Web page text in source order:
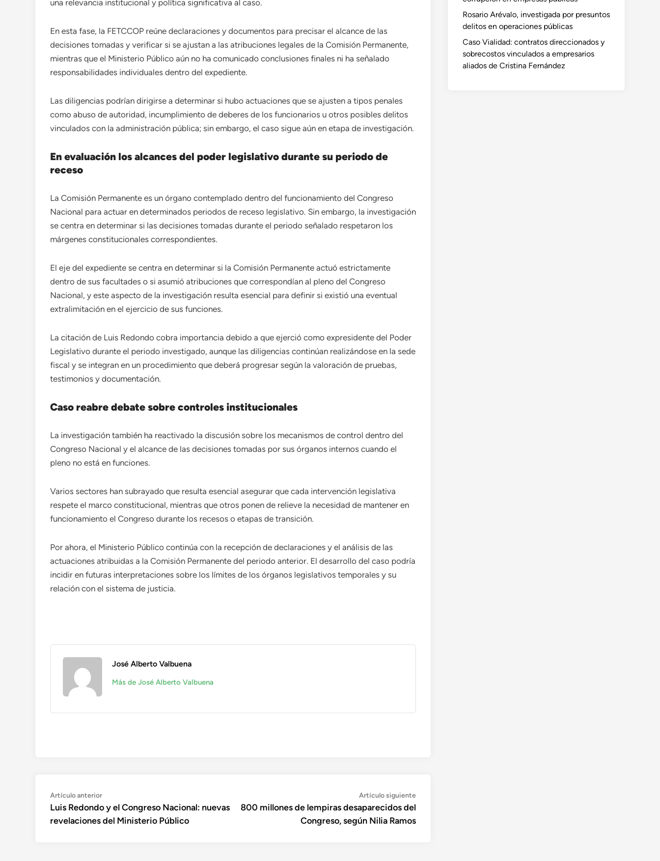
una relevancia institucional y política significativa al caso.
En esta fase, la FETCCOP reúne declaraciones y documentos para precisar el alcance de las
decisiones tomadas y verificar si se ajustan a las atribuciones legales de la Comisión Permanente,
mientras que el Ministerio Público aún no ha comunicado conclusiones finales ni ha señalado
responsabilidades individuales dentro del expediente.
Las diligencias podrían dirigirse a determinar si hubo actuaciones que se ajusten a tipos penales
como abuso de autoridad, incumplimiento de deberes de los funcionarios u otros posibles delitos
vinculados con la administración pública; sin embargo, el caso sigue aún en etapa de investigación.
En evaluación los alcances del poder legislativo durante su periodo de
receso
La Comisión Permanente es un órgano contemplado dentro del funcionamiento del Congreso
Nacional para actuar en determinados periodos de receso legislativo. Sin embargo, la investigación
se centra en determinar si las decisiones tomadas durante el periodo señalado respetaron los
márgenes constitucionales correspondientes.
El eje del expediente se centra en determinar si la Comisión Permanente actuó estrictamente
dentro de sus facultades o si asumió atribuciones que correspondían al pleno del Congreso
Nacional, y este aspecto de la investigación resulta esencial para definir si existió una eventual
extralimitación en el ejercicio de sus funciones.
La citación de Luis Redondo cobra importancia debido a que ejerció como expresidente del Poder
Legislativo durante el periodo investigado, aunque las diligencias continúan realizándose en la sede
fiscal y se integran en un procedimiento que deberá progresar según la valoración de pruebas,
testimonios y documentación.
Caso reabre debate sobre controles institucionales
La investigación también ha reactivado la discusión sobre los mecanismos de control dentro del
Congreso Nacional y el alcance de las decisiones tomadas por sus órganos internos cuando el
pleno no está en funciones.
Varios sectores han subrayado que resulta esencial asegurar que cada intervención legislativa
respete el marco constitucional, mientras que otros ponen de relieve la necesidad de mantener en
funcionamiento el Congreso durante los recesos o etapas de transición.
Por ahora, el Ministerio Público continúa con la recepción de declaraciones y el análisis de las
actuaciones atribuidas a la Comisión Permanente del periodo anterior. El desarrollo del caso podría
incidir en futuras interpretaciones sobre los límites de los órganos legislativos temporales y su
relación con el sistema de justicia.
José Alberto Valbuena
Más de José Alberto Valbuena
Navegación
de
entradas
Artículo anteriorArtículo
anterior:
Luis Redondo y el Congreso Nacional: nuevas
revelaciones del Ministerio Público
Artículo siguienteArtículo
siguiente:
800 millones de lempiras desaparecidos del
Congreso, según Nilia Ramos
Rosario Arévalo, investigada por presuntos
delitos en operaciones públicas
Caso Vialidad: contratos direccionados y
sobrecostos vinculados a empresarios
aliados de Cristina Fernández